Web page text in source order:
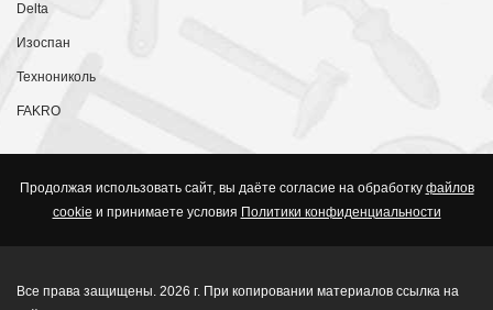
Delta
Изоспан
Технониколь
FAKRO
Продолжая использовать сайт, вы даёте согласие на обработку файлов
cookie и принимаете условия Политики конфиденциальности
Все права защищены. 2026 г. При копировании материалов ссылка на